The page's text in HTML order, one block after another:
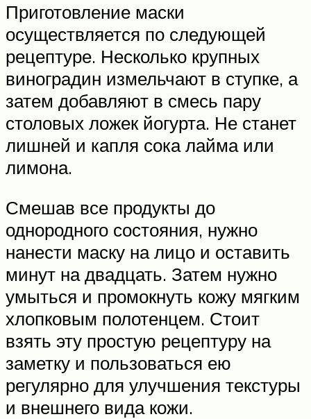
Приготовление маски
осуществляется по следующей
рецептуре. Несколько крупных
виноградин измельчают в ступке, а
затем добавляют в смесь пару
столовых ложек йогурта. Не станет
лишней и капля сока лайма или
лимона.
Смешав все продукты до
однородного состояния, нужно
нанести маску на лицо и оставить
минут на двадцать. Затем нужно
умыться и промокнуть кожу мягким
хлопковым полотенцем. Стоит
взять эту простую рецептуру на
заметку и пользоваться ею
регулярно для улучшения текстуры
и внешнего вида кожи.